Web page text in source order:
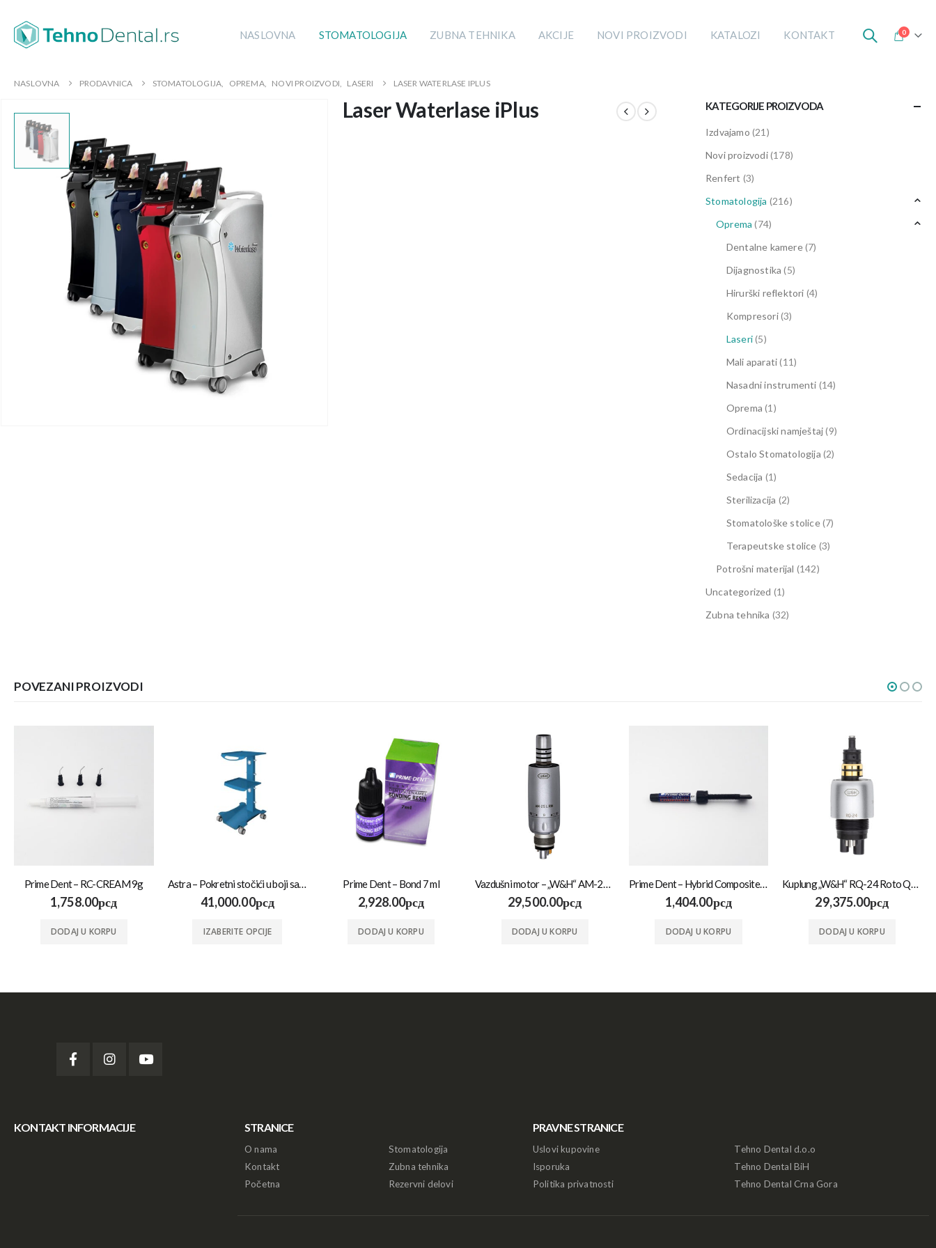
NASLOVNA STOMATOLOGIJA ZUBNA TEHNIKA AKCIJE NOVI PROIZVODI KATALOZI KONTAKT 0
NASLOVNA PRODAVNICA STOMATOLOGIJA, OPREMA, NOVI PROIZVODI, LASERI LASER WATERLASE IPLUS
Laser Waterlase iPlus KATEGORIJE PROIZVODA
Izdvajamo (21)
Novi proizvodi(178)
Renfert (3)
Stomatologija (216)
Oprema (74)
Dentalne kamere(7)
Dijagnostika (5)
Hirurški reflektori (4)
Kompresori(3)
Laseri(5)
Mali aparati (11)
Nasadni instrumenti (14)
Oprema (1)
Ordinacijski namještaj (9)
Ostalo Stomatologija (2)
Sedacija (1)
Sterilizacija (2)
Stomatološke stolice(7)
Terapeutske stolice (3)
Potrošni materijal (142)
Uncategorized (1)
Zubna tehnika (32)
POVEZANI PROIZVODI
Prime Dent – RC-CREAM 9g
1,758.00рсд
DODAJ U KORPU
Astra – Pokretni stočići u boji sa utičnicom
41,000.00рсд
IZABERITE OPCIJE
Prime Dent – Bond 7 ml
2,928.00рсд
DODAJ U KORPU
Vazdušni motor – „W&H“ AM-25 RM
29,500.00рсд
DODAJ U KORPU
Prime Dent – Hybrid Composite 4.5mg
1,404.00рсд
DODAJ U KORPU
Kuplung „W&H“ RQ-24 Roto Quick 6-hole
29,375.00рсд
DODAJ U KORPU
KONTAKT INFORMACIJE STRANICE
O nama
Kontakt
Početna
Stomatologija
Zubna tehnika
Rezervni delovi
PRAVNE STRANICE
Uslovi kupovine
Isporuka
Politika privatnosti
Tehno Dental d.o.o
Tehno Dental BiH
Tehno Dental Crna Gora